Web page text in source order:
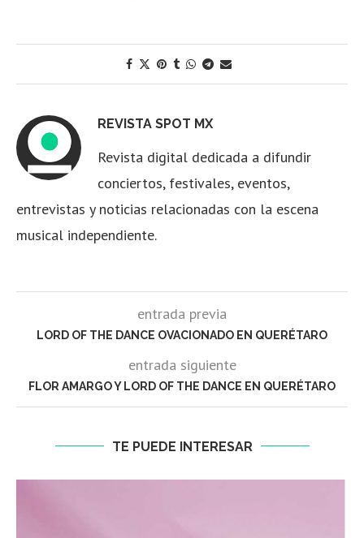
REVISTA SPOT MX
Revista digital dedicada a difundir
conciertos, festivales, eventos,
entrevistas y noticias relacionadas con la escena
musical independiente.
entrada previa
LORD OF THE DANCE OVACIONADO EN QUERÉTARO
entrada siguiente
FLOR AMARGO Y LORD OF THE DANCE EN QUERÉTARO
TE PUEDE INTERESAR